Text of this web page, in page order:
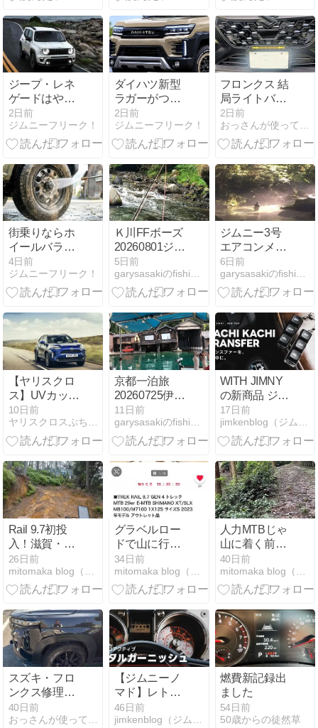
トヨタ独占。
一方でキック
ス、エルグラ
ンドを投じた
日産が復活の
兆し
ュの混雑状況
がヤバすぎた..
京浜東北線も
始発列車ある
けど激しい混
み具合になっ
てました -
YouTube
ジープ・レネ
ゲードはやめ
とけ？買って
はいけないと
言われる5つ
ルな弱点【評
価・口コミ】
2日前
ジムニーフリーク！
ダイハツ新型
ラガーがつい
に復活！価
格・スペッ
ク・発売日の
しく解説｜発
売はいつ？
【ジムニー対
抗】
2日前
ジムニーフリーク！
フロンクス 結
局ライトバー
を付けた
2日前
おっさんが使ってみた
街乗りならホ
イールバラン
ス調整は無
駄？不要論の
真実と絶対に
き必要性
4日前
ジムニーフリーク！
Ｋ川FFボーズ
20260801ジム
ニーエアコン
まだ不調
5日前
garysasakiのfishing備忘録
ジムニー3号
エアコンメン
テ20260731
6日前
garysasakiのfishing備忘録
【ヤリスクロ
ス】UVカット
だから日焼け
しない？運転
中の紫外線対
ナーが解説
10日前
ヤリスクロスぷち上げブログ
京都一泊旅
20260725伊根
の舟屋とジム
ニー故障
11日前
garysasakiのfishing備忘録
WITH JIMNY
の新商品 ジム
ニーキーホル
ダー「KACHI
KACHI
発売のお知ら
せ！
17日前
jimkenblog（ジムニー カスタムブログ）
Rail 9.7初投
入！滋賀・金
勝トレイルの
林道と山道を
走ってみた
26日前
グラベルロー
ドで山に行っ
て心が折れた
僕が、最後に
TREK Rail 9.7
34日前
人力MTBじゃ
山に着く前
に・・・。車
載（トラン
ポ）が大嫌い
論
40日前
スズキ・フロ
ンクス修理完
了｜3ヶ月待
ちの、現実
40日前
【ジムニーノ
マド】レトロ
アクティブの
メタルガーニ
46日前
燃費新記録出
ました
54日前
50歳からの徒然草